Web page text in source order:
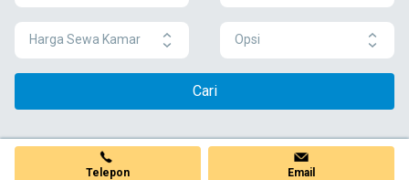
Harga Sewa Kamar Opsi
Cari
Telepon Email